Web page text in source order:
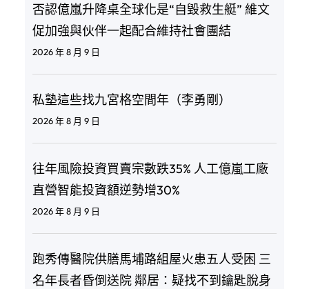
否認億嵐升降桌全球化是“自毀救生艇” 維文
促加強與伙伴一起配合維持社會團結
2026 年 8 月 9 日
私塾這些找九宮格空間年（李勇剛）
2026 年 8 月 9 日
往年風險投資買賣宗數跌35% 人工億嵐工廠
直營智能投資額逆勢增30%
2026 年 8 月 9 日
跑秀傳醫院供膳馬埔路組屋火患五人受困 三
名年長者昏倒送院 鄰居：疑找不到鑰匙脫身